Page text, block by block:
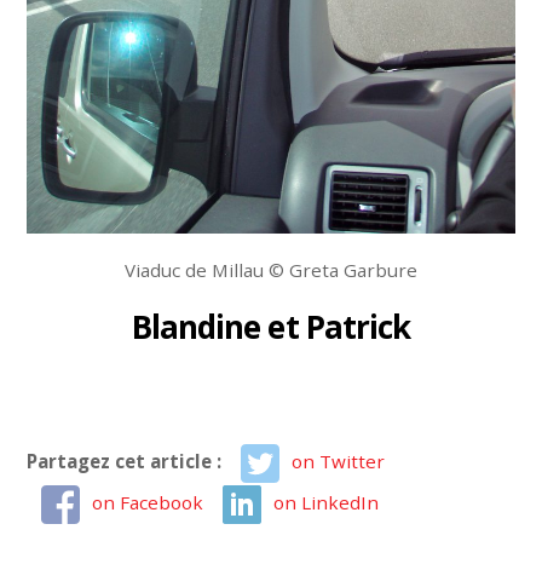
Viaduc de Millau © Greta Garbure
Blandine et Patrick
Partagez cet article :
on Twitter
on Facebook
on LinkedIn